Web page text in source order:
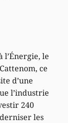
l’Énergie, le
ce
d’une
l’industrie
240
les